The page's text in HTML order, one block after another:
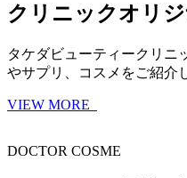
クリニックオリ
タケダビューティークリニ
やサプリ、コスメをご紹介
VIEW MORE
DOCTOR COSME